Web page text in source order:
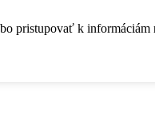
k informáciám